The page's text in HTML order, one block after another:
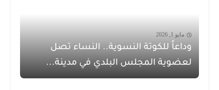
مايو 1, 2026
وداعاً للكوتة النسوية.. النساء تصل
لعضوية المجلس البلدي في مدينة...